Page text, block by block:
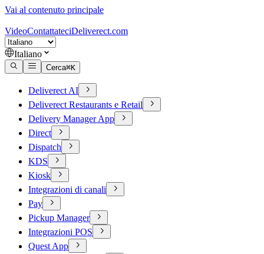
Vai al contenuto principale
VideoContattateciDeliverect.com
Italiano
Cerca⌘K
Deliverect AI
Deliverect Restaurants e Retail
Delivery Manager App
Direct
Dispatch
KDS
Kiosk
Integrazioni di canali
Pay
Pickup Manager
Integrazioni POS
Quest App